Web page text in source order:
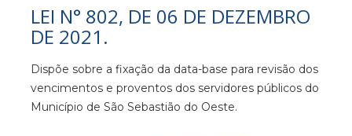
LEI N° 802, DE 06 DE DEZEMBRO
DE 2021.
Dispõe sobre a fixação da data-base para revisão dos
vencimentos e proventos dos servidores públicos do
Município de São Sebastião do Oeste.